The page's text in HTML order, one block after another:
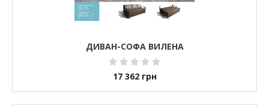
ДИВАН-СОФА ВИЛЕНА
17 362 грн